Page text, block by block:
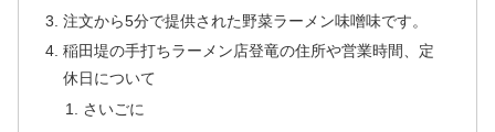
注文から5分で提供された野菜ラーメン味噌味です。
稲田堤の手打ちラーメン店登竜の住所や営業時間、定
休日について
さいごに